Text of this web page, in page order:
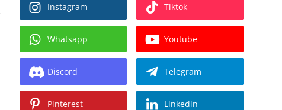
Instagram Tiktok
Whatsapp Youtube
Discord Telegram
Pinterest Linkedin